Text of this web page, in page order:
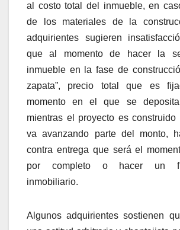
al costo total del inmueble, en
de los materiales de la
adquirientes sugieren
que al momento de hacer la
inmueble en la fase de
zapata”, precio total que es
momento en el que se
mientras el proyecto es construido
va avanzando parte del monto,
contra entrega que será el
por completo o hacer un
inmobiliario.
Algunos adquirientes sostienen